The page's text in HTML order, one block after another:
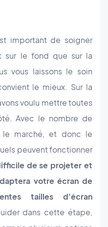
important de soigner
sur le fond que sur la
vous laissons le soin
le mieux. Sur la
voulu mettre toutes
Avec le nombre de
le marché, et donc le
peuvent fonctionner
de se projeter et
votre écran de
tailles d'écran
dans cette étape,